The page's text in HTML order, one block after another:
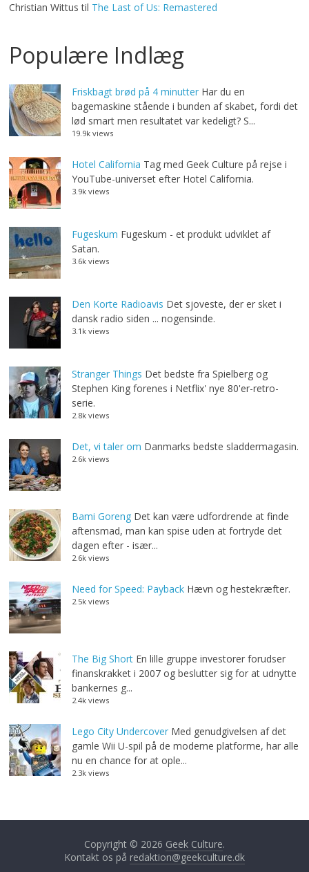
Christian Wittus til The Last of Us: Remastered
Populære Indlæg
Friskbagt brød på 4 minutter Har du en
bagemaskine stående i bunden af skabet, fordi det
lød smart men resultatet var kedeligt? S...
19.9k views
Hotel California Tag med Geek Culture på rejse i
YouTube-universet efter Hotel California.
3.9k views
Fugeskum Fugeskum - et produkt udviklet af
Satan.
3.6k views
Den Korte Radioavis Det sjoveste, der er sket i
dansk radio siden ... nogensinde.
3.1k views
Stranger Things Det bedste fra Spielberg og
Stephen King forenes i Netflix' nye 80'er-retro-
serie.
2.8k views
Det, vi taler om Danmarks bedste sladdermagasin.
2.6k views
Bami Goreng Det kan være udfordrende at finde
aftensmad, man kan spise uden at fortryde det
dagen efter - især...
2.6k views
Need for Speed: Payback Hævn og hestekræfter.
2.5k views
The Big Short En lille gruppe investorer forudser
finanskrakket i 2007 og beslutter sig for at udnytte
bankernes g...
2.4k views
Lego City Undercover Med genudgivelsen af det
gamle Wii U-spil på de moderne platforme, har alle
nu en chance for at ople...
2.3k views
Copyright © 2026 Geek Culture.
Kontakt os på redaktion@geekculture.dk